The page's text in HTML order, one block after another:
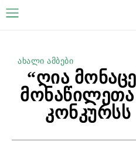
ახალი ამბები
“ღია
მონაწილეთა
კონკურსს